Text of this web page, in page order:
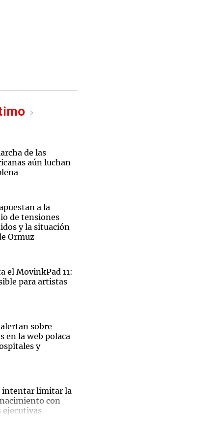
de las
aún luchan
a la
de tensiones
y la situación
Ormuz
el MovinkPad 11:
para artistas
sobre
en la web polaca
y
intentar limitar la
con
ejecutivas